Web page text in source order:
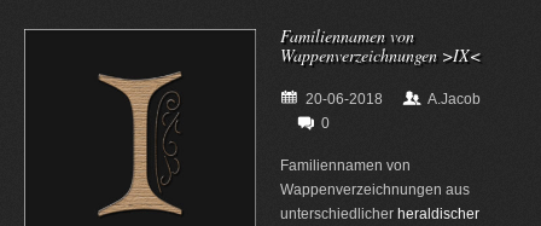
Familiennamen von
Wappenverzeichnungen >IX<
20-06-2018
A.Jacob
0
Familiennamen von
Wappenverzeichnungen aus
unterschiedlicher heraldischer